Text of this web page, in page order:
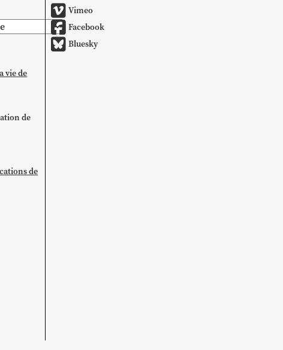
vie de
de
de
Vimeo
Facebook
Bluesky